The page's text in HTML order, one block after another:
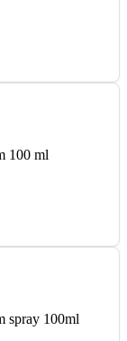
100 ml
spray 100ml